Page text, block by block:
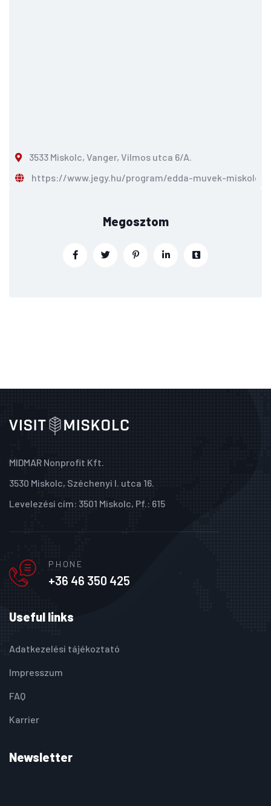
3533 Miskolc, Vanger, Vilmos utca 6/A.
https://www.jegy.hu/program/edda-muvek-miskolc-
Megosztom
MIDMAR Nonprofit Kft.
3530 Miskolc, Széchenyi I. utca 16.
Levelezési cím: 3501 Miskolc, Pf.: 615
PHONE
+36 46 350 425
Useful links
Adatkezelési tájékoztató
Impresszum
FAQ
Karrier
Newsletter